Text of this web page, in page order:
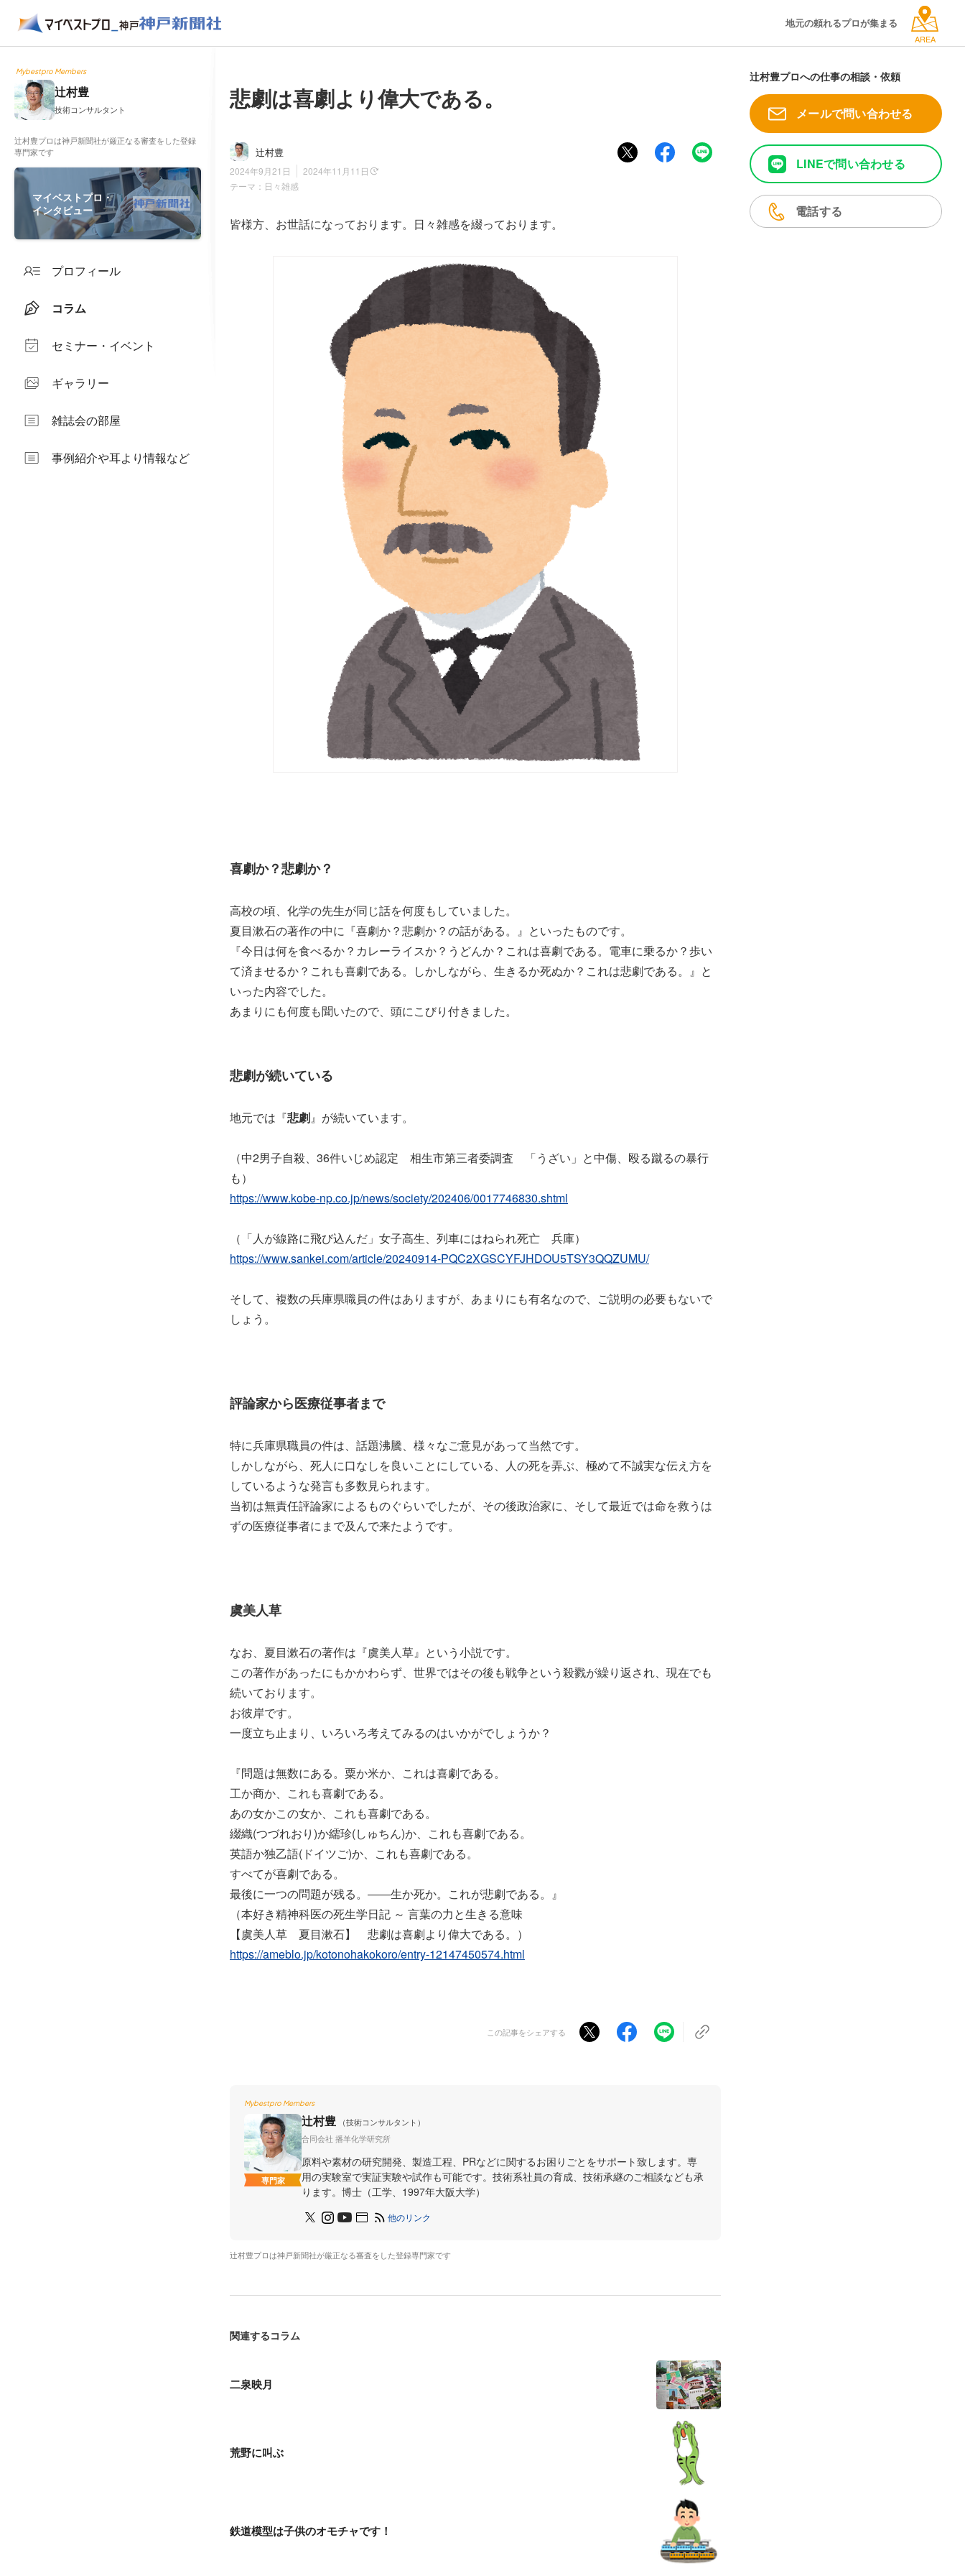
地元の頼れるプロが集まる
AREA
Mybestpro Members
辻村豊
技術コンサルタント
辻村豊プロは神戸新聞社が厳正なる審査をした登録
専門家です
マイベストプロ・
インタビュー
プロフィール
コラム
セミナー・イベント
ギャラリー
雑誌会の部屋
事例紹介や耳より情報など
悲劇は喜劇より偉大である。
辻村豊
2024年9月21日
2024年11月11日
テーマ： 日々雑感
皆様方、お世話になっております。日々雑感を綴っております。
喜劇か？悲劇か？
高校の頃、化学の先生が同じ話を何度もしていました。
夏目漱石の著作の中に『喜劇か？悲劇か？の話がある。』といったものです。
『今日は何を食べるか？カレーライスか？うどんか？これは喜劇である。電車に乗るか？歩い
て済ませるか？これも喜劇である。しかしながら、生きるか死ぬか？これは悲劇である。』と
いった内容でした。
あまりにも何度も聞いたので、頭にこびり付きました。
悲劇が続いている
地元では『悲劇』が続いています。
（中2男子自殺、36件いじめ認定 相生市第三者委調査 「うざい」と中傷、殴る蹴るの暴行
も）
https://www.kobe-np.co.jp/news/society/202406/0017746830.shtml
（「人が線路に飛び込んだ」女子高生、列車にはねられ死亡 兵庫）
https://www.sankei.com/article/20240914-PQC2XGSCYFJHDOU5TSY3QQZUMU/
そして、複数の兵庫県職員の件はありますが、あまりにも有名なので、ご説明の必要もないで
しょう。
評論家から医療従事者まで
特に兵庫県職員の件は、話題沸騰、様々なご意見があって当然です。
しかしながら、死人に口なしを良いことにしている、人の死を弄ぶ、極めて不誠実な伝え方を
しているような発言も多数見られます。
当初は無責任評論家によるものぐらいでしたが、その後政治家に、そして最近では命を救うは
ずの医療従事者にまで及んで来たようです。
虞美人草
なお、夏目漱石の著作は『虞美人草』という小説です。
この著作があったにもかかわらず、世界ではその後も戦争という殺戮が繰り返され、現在でも
続いております。
お彼岸です。
一度立ち止まり、いろいろ考えてみるのはいかがでしょうか？
『問題は無数にある。粟か米か、これは喜劇である。
工か商か、これも喜劇である。
あの女かこの女か、これも喜劇である。
綴織(つづれおり)か繻珍(しゅちん)か、これも喜劇である。
英語か独乙語(ドイツご)か、これも喜劇である。
すべてが喜劇である。
最後に一つの問題が残る。――生か死か。これが悲劇である。』
（本好き精神科医の死生学日記 ～ 言葉の力と生きる意味
【虞美人草 夏目漱石】 悲劇は喜劇より偉大である。）
https://ameblo.jp/kotonohakokoro/entry-12147450574.html
この記事をシェアする
Mybestpro Members
専門家
辻村豊
（技術コンサルタント）
合同会社 播羊化学研究所
原料や素材の研究開発、製造工程、PRなどに関するお困りごとをサポート致します。専
用の実験室で実証実験や試作も可能です。技術系社員の育成、技術承継のご相談なども承
ります。博士（工学、1997年大阪大学）
他のリンク
辻村豊プロは神戸新聞社が厳正なる審査をした登録専門家です
関連するコラム
二泉映月
荒野に叫ぶ
鉄道模型は子供のオモチャです！
辻村豊プロへの仕事の相談・依頼
メールで問い合わせる
LINEで問い合わせる
電話する